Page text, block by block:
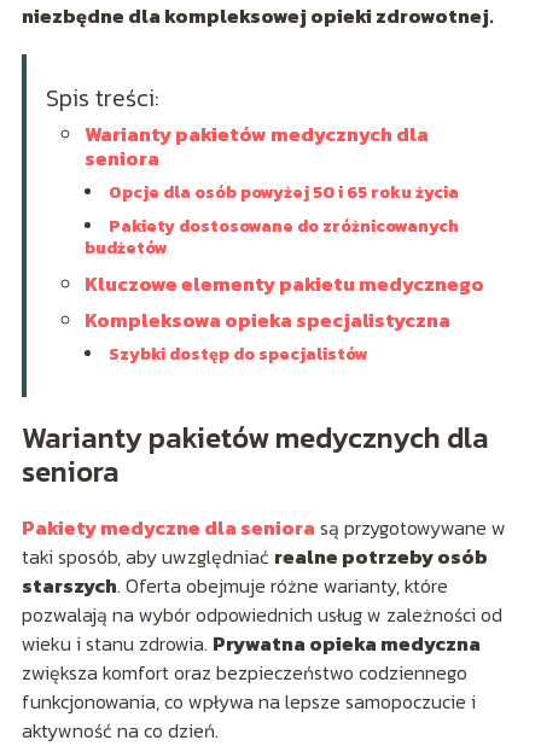
niezbędne dla kompleksowej opieki zdrowotnej.
Spis treści:
Warianty pakietów medycznych dla
seniora
Opcje dla osób powyżej 50 i 65 roku życia
Pakiety dostosowane do zróżnicowanych
budżetów
Kluczowe elementy pakietu medycznego
Kompleksowa opieka specjalistyczna
Szybki dostęp do specjalistów
Warianty pakietów medycznych dla
seniora
Pakiety medyczne dla seniora są przygotowywane w
taki sposób, aby uwzględniać realne potrzeby osób
starszych. Oferta obejmuje różne warianty, które
pozwalają na wybór odpowiednich usług w zależności od
wieku i stanu zdrowia. Prywatna opieka medyczna
zwiększa komfort oraz bezpieczeństwo codziennego
funkcjonowania, co wpływa na lepsze samopoczucie i
aktywność na co dzień.